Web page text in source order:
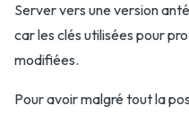
Server vers une version
car les clés utilisées pour
modifiées.
Pour avoir malgré tout la